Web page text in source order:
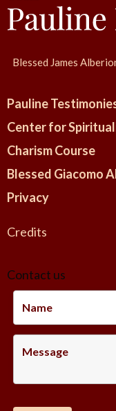
Blessed James
Pauline
Center for
Charism Course
Blessed Giacomo
Privacy
Credits
Contact us